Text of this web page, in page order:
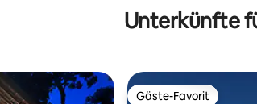
Unterkünfte
Gäste-Favorit